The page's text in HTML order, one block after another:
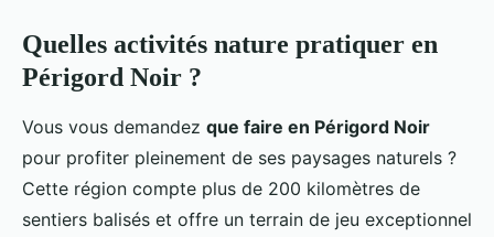
Quelles activités nature pratiquer en
Périgord Noir ?
Vous vous demandez que faire en Périgord Noir
pour profiter pleinement de ses paysages naturels ?
Cette région compte plus de 200 kilomètres de
sentiers balisés et offre un terrain de jeu exceptionnel